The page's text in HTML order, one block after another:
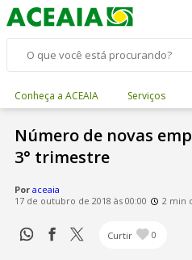
Conheça a ACEAIA Serviços
Número de novas
3° trimestre
Por aceaia
17 de outubro de 2018 às 00:00
2 min
Curtir 0